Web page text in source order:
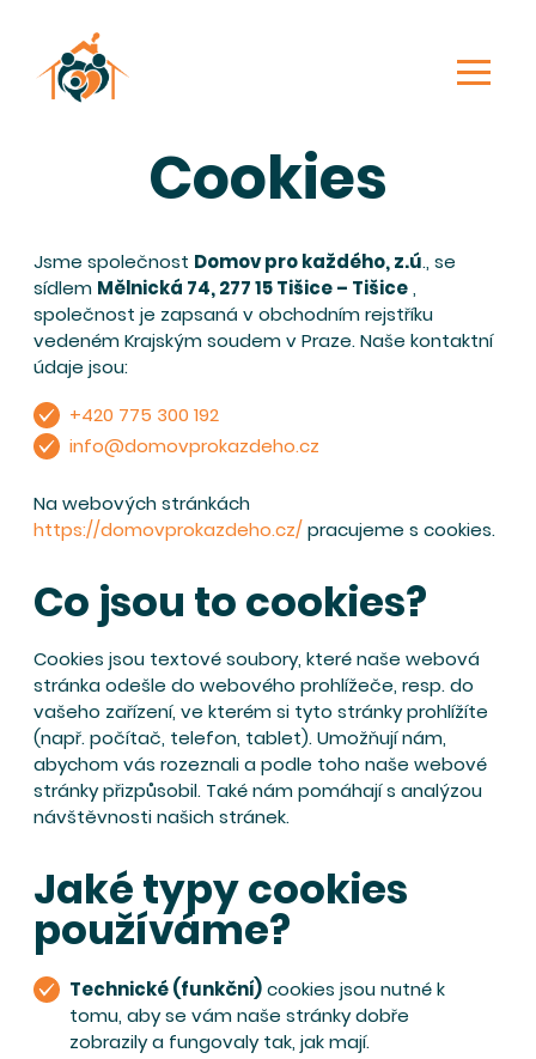
Cookies
Jsme společnost Domov pro každého, z.ú., se
sídlem Mělnická 74, 277 15 Tišice – Tišice,
společnost je zapsaná v obchodním rejstříku
vedeném Krajským soudem v Praze. Naše kontaktní
údaje jsou:
+420 775 300 192
info@domovprokazdeho.cz
Na webových stránkách
https://domovprokazdeho.cz/pracujeme s cookies.
Co jsou to cookies?
Cookies jsou textové soubory, které naše webová
stránka odešle do webového prohlížeče, resp. do
vašeho zařízení, ve kterém si tyto stránky prohlížíte
(např. počítač, telefon, tablet). Umožňují nám,
abychom vás rozeznali a podle toho naše webové
stránky přizpůsobil. Také nám pomáhají s analýzou
návštěvnosti našich stránek.
Jaké typy cookies
používáme?
Technické (funkční)cookies jsou nutné k
tomu, aby se vám naše stránky dobře
zobrazily a fungovaly tak, jak mají.